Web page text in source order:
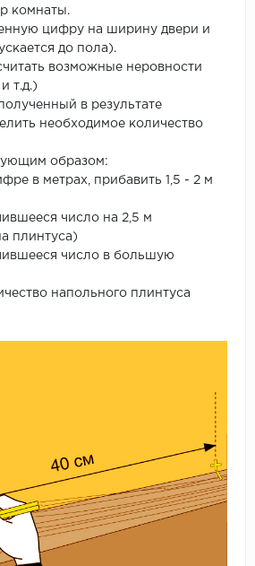
комнаты.
цифру на ширину двери и
до пола).
возможные неровности
т.д.)
в результате
необходимое количество
образом:
в метрах, прибавить 1,5 - 2 м
число на 2,5 м
плинтуса)
число в большую
напольного плинтуса